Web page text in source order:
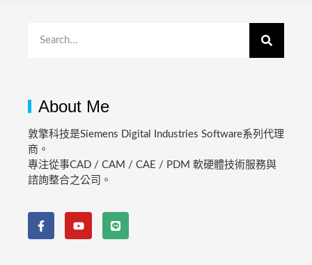
About Me
敦擎科技是Siemens Digital Industries Software系列代理
商。
專注從事CAD / CAM / CAE / PDM 軟硬體技術服務與
諮詢整合之公司。